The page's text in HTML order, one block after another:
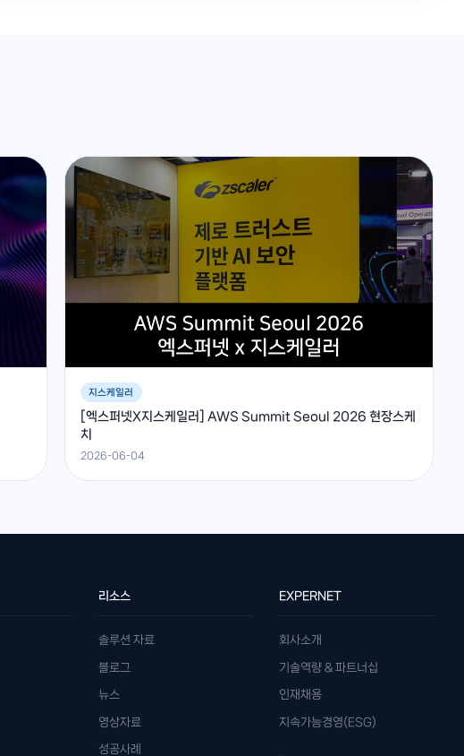
지스케일러
[엑스퍼넷X지스케일러] AWS Summit Seoul 2026 현장스케
치
2026-06-04
리소스
솔루션 자료
블로그
뉴스
영상자료
성공사례
EXPERNET
회사소개
기술역량 & 파트너십
인재채용
지속가능경영(ESG)